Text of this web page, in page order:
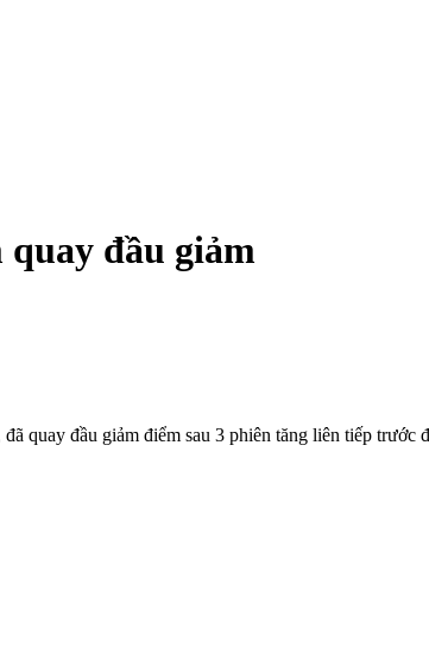
đầu giảm
quay đầu giảm điểm sau 3 phiên tăng liên tiếp trước